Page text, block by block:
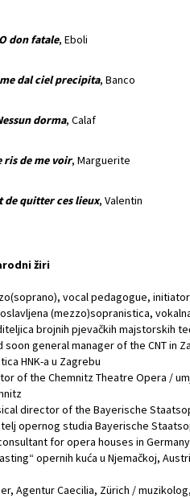
O don fatale, Eboli
dal ciel precipita, Banco
dorma, Calaf
ris de me voir, Marguerite
de quitter ces lieux, Valentin
žiri
vocal pedagogue,
(mezzo)sopranistica,
brojnih pjevačkih majstorskih
soon general manager of the CNT in
HNK-a u Zagrebu
of the Chemnitz Theatre Opera /
director of the Bayerische
opernog studia Bayerische
for opera houses in
opernih kuća u Njemačkoj,
Agentur Caecilia, Zürich /